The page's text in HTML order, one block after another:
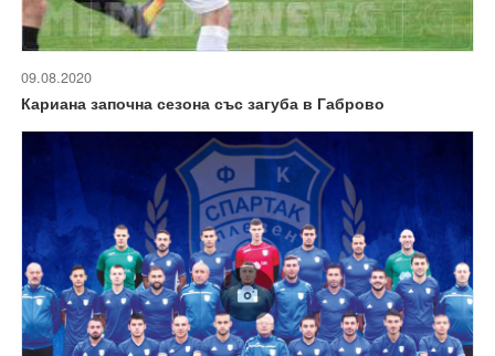
09.08.2020
Кариана започна сезона със загуба в Габрово